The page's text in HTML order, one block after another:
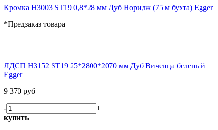
Кромка H3003 ST19 0,8*28 мм Дуб Норидж (75 м бухта) Egger
*Предзаказ товара
ЛДСП H3152 ST19 25*2800*2070 мм Дуб Виченца беленый
Egger
9 370 руб.
-
+
купить